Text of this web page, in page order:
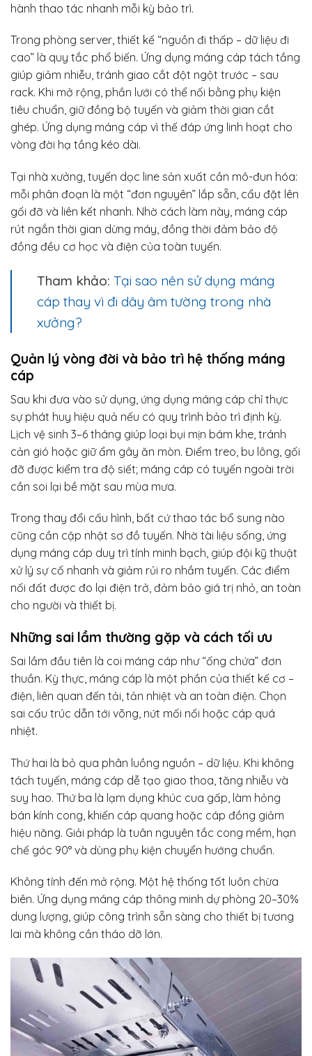
hành thao tác nhanh mỗi kỳ bảo trì.
Trong phòng server, thiết kế “nguồn đi thấp – dữ liệu đi
cao” là quy tắc phổ biến. Ứng dụng máng cáp tách tầng
giúp giảm nhiễu, tránh giao cắt đột ngột trước – sau
rack. Khi mở rộng, phần lưới có thể nối bằng phụ kiện
tiêu chuẩn, giữ đồng bộ tuyến và giảm thời gian cắt
ghép. Ứng dụng máng cáp vì thế đáp ứng linh hoạt cho
vòng đời hạ tầng kéo dài.
Tại nhà xưởng, tuyến dọc line sản xuất cần mô-đun hóa:
mỗi phân đoạn là một “đơn nguyên” lắp sẵn, cẩu đặt lên
gối đỡ và liên kết nhanh. Nhờ cách làm này, máng cáp
rút ngắn thời gian dừng máy, đồng thời đảm bảo độ
đồng đều cơ học và điện của toàn tuyến.
Tham khảo: Tại sao nên sử dụng máng
cáp thay vì đi dây âm tường trong nhà
xưởng?
Quản lý vòng đời và bảo trì hệ thống máng
cáp
Sau khi đưa vào sử dụng, ứng dụng máng cáp chỉ thực
sự phát huy hiệu quả nếu có quy trình bảo trì định kỳ.
Lịch vệ sinh 3–6 tháng giúp loại bụi mịn bám khe, tránh
cản gió hoặc giữ ẩm gây ăn mòn. Điểm treo, bu lông, gối
đỡ được kiểm tra độ siết; máng cáp có tuyến ngoài trời
cần soi lại bề mặt sau mùa mưa.
Trong thay đổi cấu hình, bất cứ thao tác bổ sung nào
cũng cần cập nhật sơ đồ tuyến. Nhờ tài liệu sống, ứng
dụng máng cáp duy trì tính minh bạch, giúp đội kỹ thuật
xử lý sự cố nhanh và giảm rủi ro nhầm tuyến. Các điểm
nối đất được đo lại điện trở, đảm bảo giá trị nhỏ, an toàn
cho người và thiết bị.
Những sai lầm thường gặp và cách tối ưu
Sai lầm đầu tiên là coi máng cáp như “ống chứa” đơn
thuần. Kỳ thực, máng cáp là một phần của thiết kế cơ –
điện, liên quan đến tải, tản nhiệt và an toàn điện. Chọn
sai cấu trúc dẫn tới võng, nứt mối nối hoặc cáp quá
nhiệt.
Thứ hai là bỏ qua phân luồng nguồn – dữ liệu. Khi không
tách tuyến, máng cáp dễ tạo giao thoa, tăng nhiễu và
suy hao. Thứ ba là lạm dụng khúc cua gấp, làm hỏng
bán kính cong, khiến cáp quang hoặc cáp đồng giảm
hiệu năng. Giải pháp là tuân nguyên tắc cong mềm, hạn
chế góc 90° và dùng phụ kiện chuyển hướng chuẩn.
Không tính đến mở rộng. Một hệ thống tốt luôn chừa
biên. Ứng dụng máng cáp thông minh dự phòng 20–30%
dung lượng, giúp công trình sẵn sàng cho thiết bị tương
lai mà không cần tháo dỡ lớn.